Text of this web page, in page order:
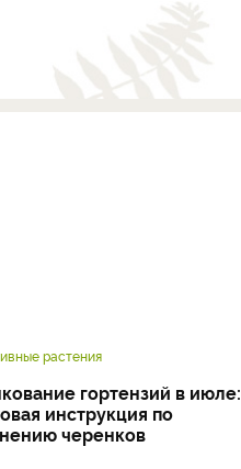
растения
гортензий в июле:
инструкция по
черенков